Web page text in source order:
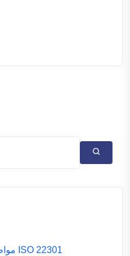
مواصفة إدارة استمرارية الأعمال ISO 22301